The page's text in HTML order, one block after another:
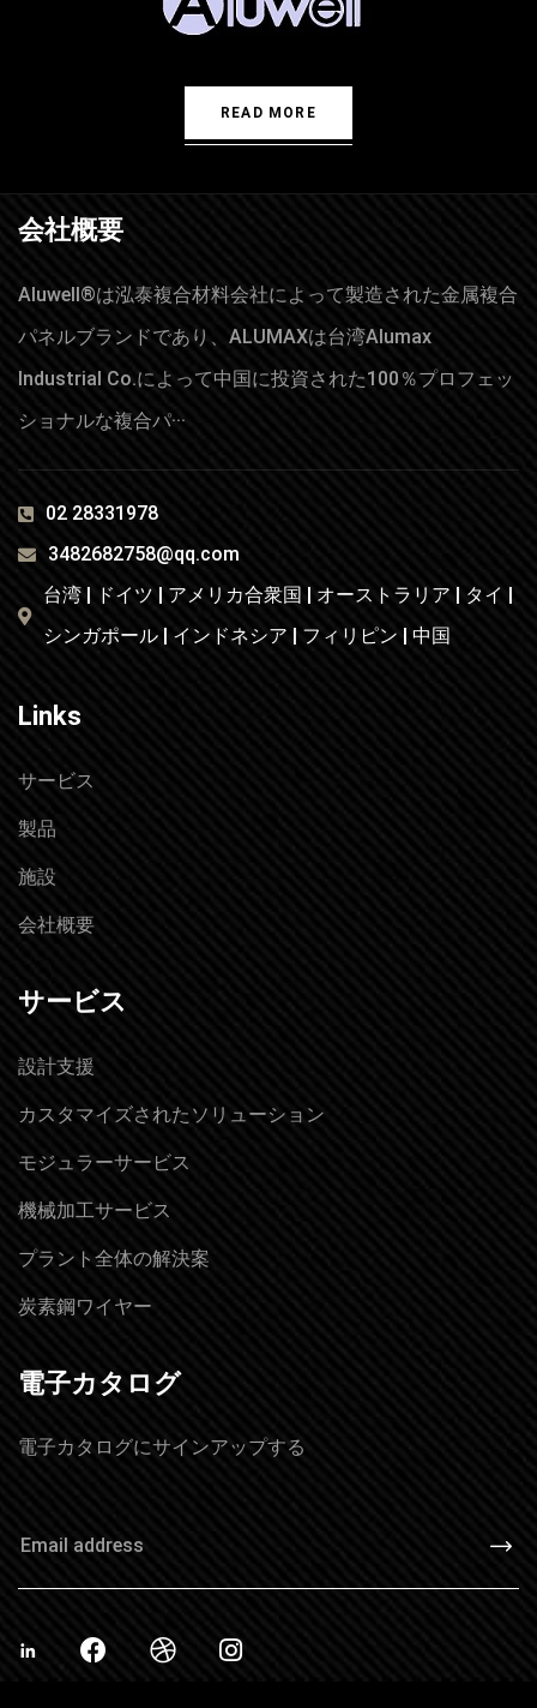
READ MORE
会社概要
Aluwell®は泓泰複合材料会社によって製造された金属複合
パネルブランドであり、ALUMAXは台湾Alumax
Industrial Co.によって中国に投資された100％プロフェッ
ショナルな複合パ···
02 28331978
3482682758@qq.com
台湾 | ドイツ | アメリカ合衆国 | オーストラリア | タイ |
シンガポール | インドネシア | フィリピン | 中国
Links
サービス
製品
施設
会社概要
サービス
設計支援
カスタマイズされたソリューション
モジュラーサービス
機械加工サービス
プラント全体の解決案
炭素鋼ワイヤー
電子カタログ
電子カタログにサインアップする